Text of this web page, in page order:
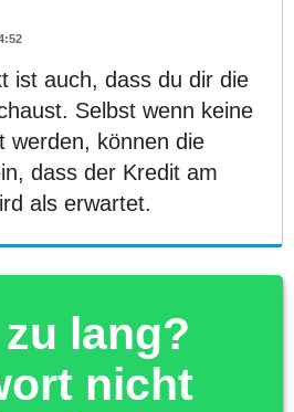
ist auch, dass du dir die
Selbst wenn keine
werden, können die
dass der Kredit am
als erwartet.
lang?
nicht